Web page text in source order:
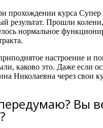
прохождении курса Супер
результат. Прошли
нормальное
настроение и
каково это. Даже если
Николаевна через свои
Вы